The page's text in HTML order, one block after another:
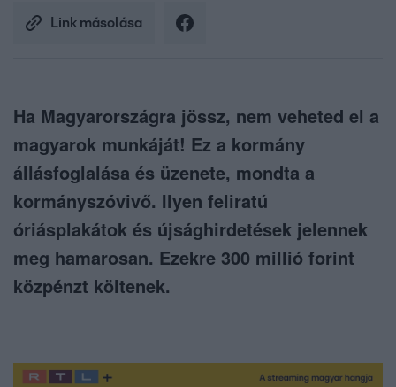
Link másolása
Ha Magyarországra jössz, nem veheted el a
magyarok munkáját! Ez a kormány
állásfoglalása és üzenete, mondta a
kormányszóvivő. Ilyen feliratú
óriásplakátok és újsághirdetések jelennek
meg hamarosan. Ezekre 300 millió forint
közpénzt költenek.